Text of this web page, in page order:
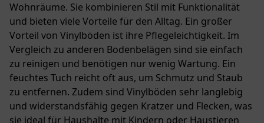
Wohnräume. Sie kombinieren Stil mit Funktionalität
und bieten viele Vorteile für den Alltag. Ein großer
Vorteil von Vinylböden ist ihre Pflegeleichtigkeit. Im
Vergleich zu anderen Bodenbelägen sind sie einfach
zu reinigen und benötigen nur wenig Wartung. Ein
feuchtes Tuch reicht oft aus, um Schmutz und Staub
zu entfernen. Zudem sind Vinylböden sehr langlebig
und widerstandsfähig gegen Kratzer und Flecken, was
sie ideal für Haushalte mit Kindern oder Haustieren